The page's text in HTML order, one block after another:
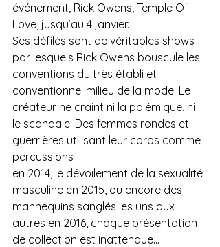
événement, Rick Owens, Temple Of
Love, jusqu’au 4 janvier.
Ses défilés sont de véritables shows
par lesquels Rick Owens bouscule les
conventions du très établi et
conventionnel milieu de la mode. Le
créateur ne craint ni la polémique, ni
le scandale. Des femmes rondes et
guerrières utilisant leur corps comme
percussions
en 2014, le dévoilement de la sexualité
masculine en 2015, ou encore des
mannequins sanglés les uns aux
autres en 2016, chaque présentation
de collection est inattendue…